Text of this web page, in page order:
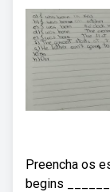
Preencha os
begins ______